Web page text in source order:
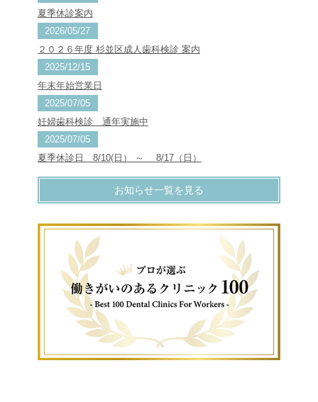
夏季休診案内
2026/05/27
２０２６年度 杉並区成人歯科検診 案内
2025/12/15
年末年始営業日
2025/07/05
妊婦歯科検診 通年実施中
2025/07/05
夏季休診日 8/10(日） ～ 8/17（日）
お知らせ一覧を見る